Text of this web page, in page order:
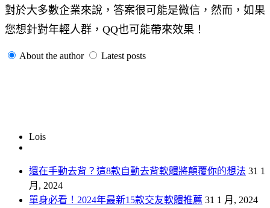
對於大多數企業來說，答案很可能是微信，然而，如果
您想針對年輕人群，QQ也可能帶來效果！
About the author Latest posts
Lois
還在手動去背？這8款自動去背軟體將顛覆你的想法 31 1
月, 2024
單身必看！2024年最新15款交友軟體推薦 31 1 月, 2024